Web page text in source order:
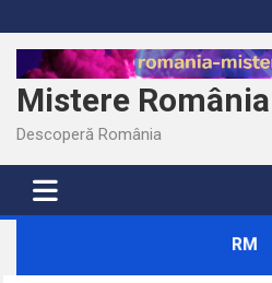
to
content
Mistere România
Descoperă România
RM